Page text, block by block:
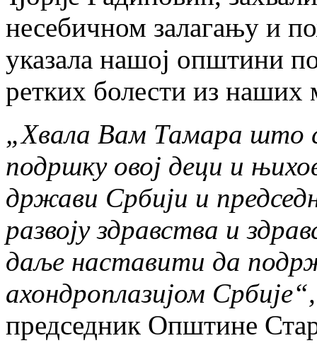
несебичном залагању и
указала нашој општини
ретких болести из наших
„Хвала Вам Тамара што
подршку овој деци и
држави Србији и
развоју здравства и
даље наставити да
ахондроплазијом Србије“,
председник Општине